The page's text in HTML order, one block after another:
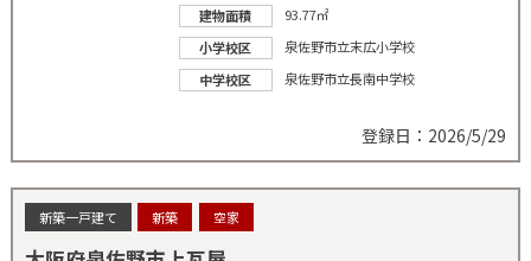
建物面積
93.77㎡
小学校区
泉佐野市立末広小学校
中学校区
泉佐野市立長南中学校
登録日：2026/5/29
新築一戸建て 新築 空家